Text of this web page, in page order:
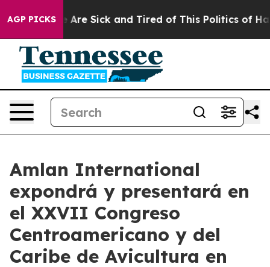
AGP PICKS
“People Are Sick and Tired of This Politics of
Amlan International
expondrá y presentará en
el XXVII Congreso
Centroamericano y del
Caribe de Avicultura en